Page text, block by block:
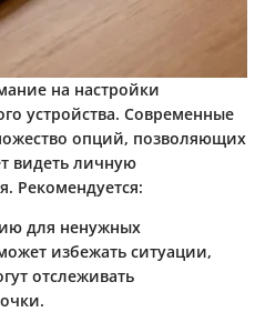
на настройки
устройства. Современные
опций, позволяющих
видеть личную
Рекомендуется:
для ненужных
избежать ситуации,
отслеживать